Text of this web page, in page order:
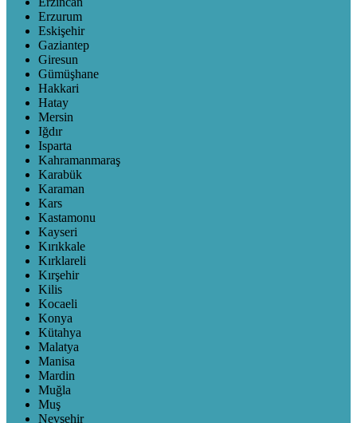
Erzurum
Eskişehir
Gaziantep
Giresun
Gümüşhane
Hakkari
Hatay
Mersin
Iğdır
Isparta
Kahramanmaraş
Karabük
Karaman
Kars
Kastamonu
Kayseri
Kırıkkale
Kırklareli
Kırşehir
Kilis
Kocaeli
Konya
Kütahya
Malatya
Manisa
Mardin
Muğla
Muş
Nevşehir